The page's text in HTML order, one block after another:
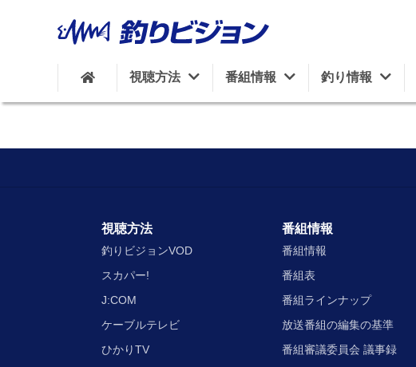
視聴方法 番組情報 釣り情報
視聴方法
釣りビジョンVOD
スカパー!
J:COM
ケーブルテレビ
ひかりTV
番組情報
番組情報
番組表
番組ラインナップ
放送番組の編集の基準
番組審議委員会 議事録